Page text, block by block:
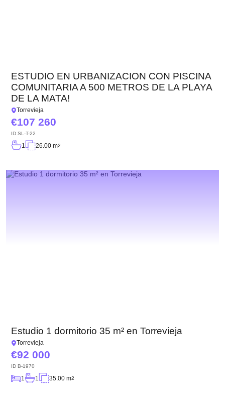
ESTUDIO EN URBANIZACION CON PISCINA
COMUNITARIA A 500 METROS DE LA PLAYA
DE LA MATA!
Torrevieja
107 260
ID SL-T-22
1 26.00 m2
Estudio 1 dormitorio 35 m² en Torrevieja
Torrevieja
92 000
ID B-1970
1 1 35.00 m2